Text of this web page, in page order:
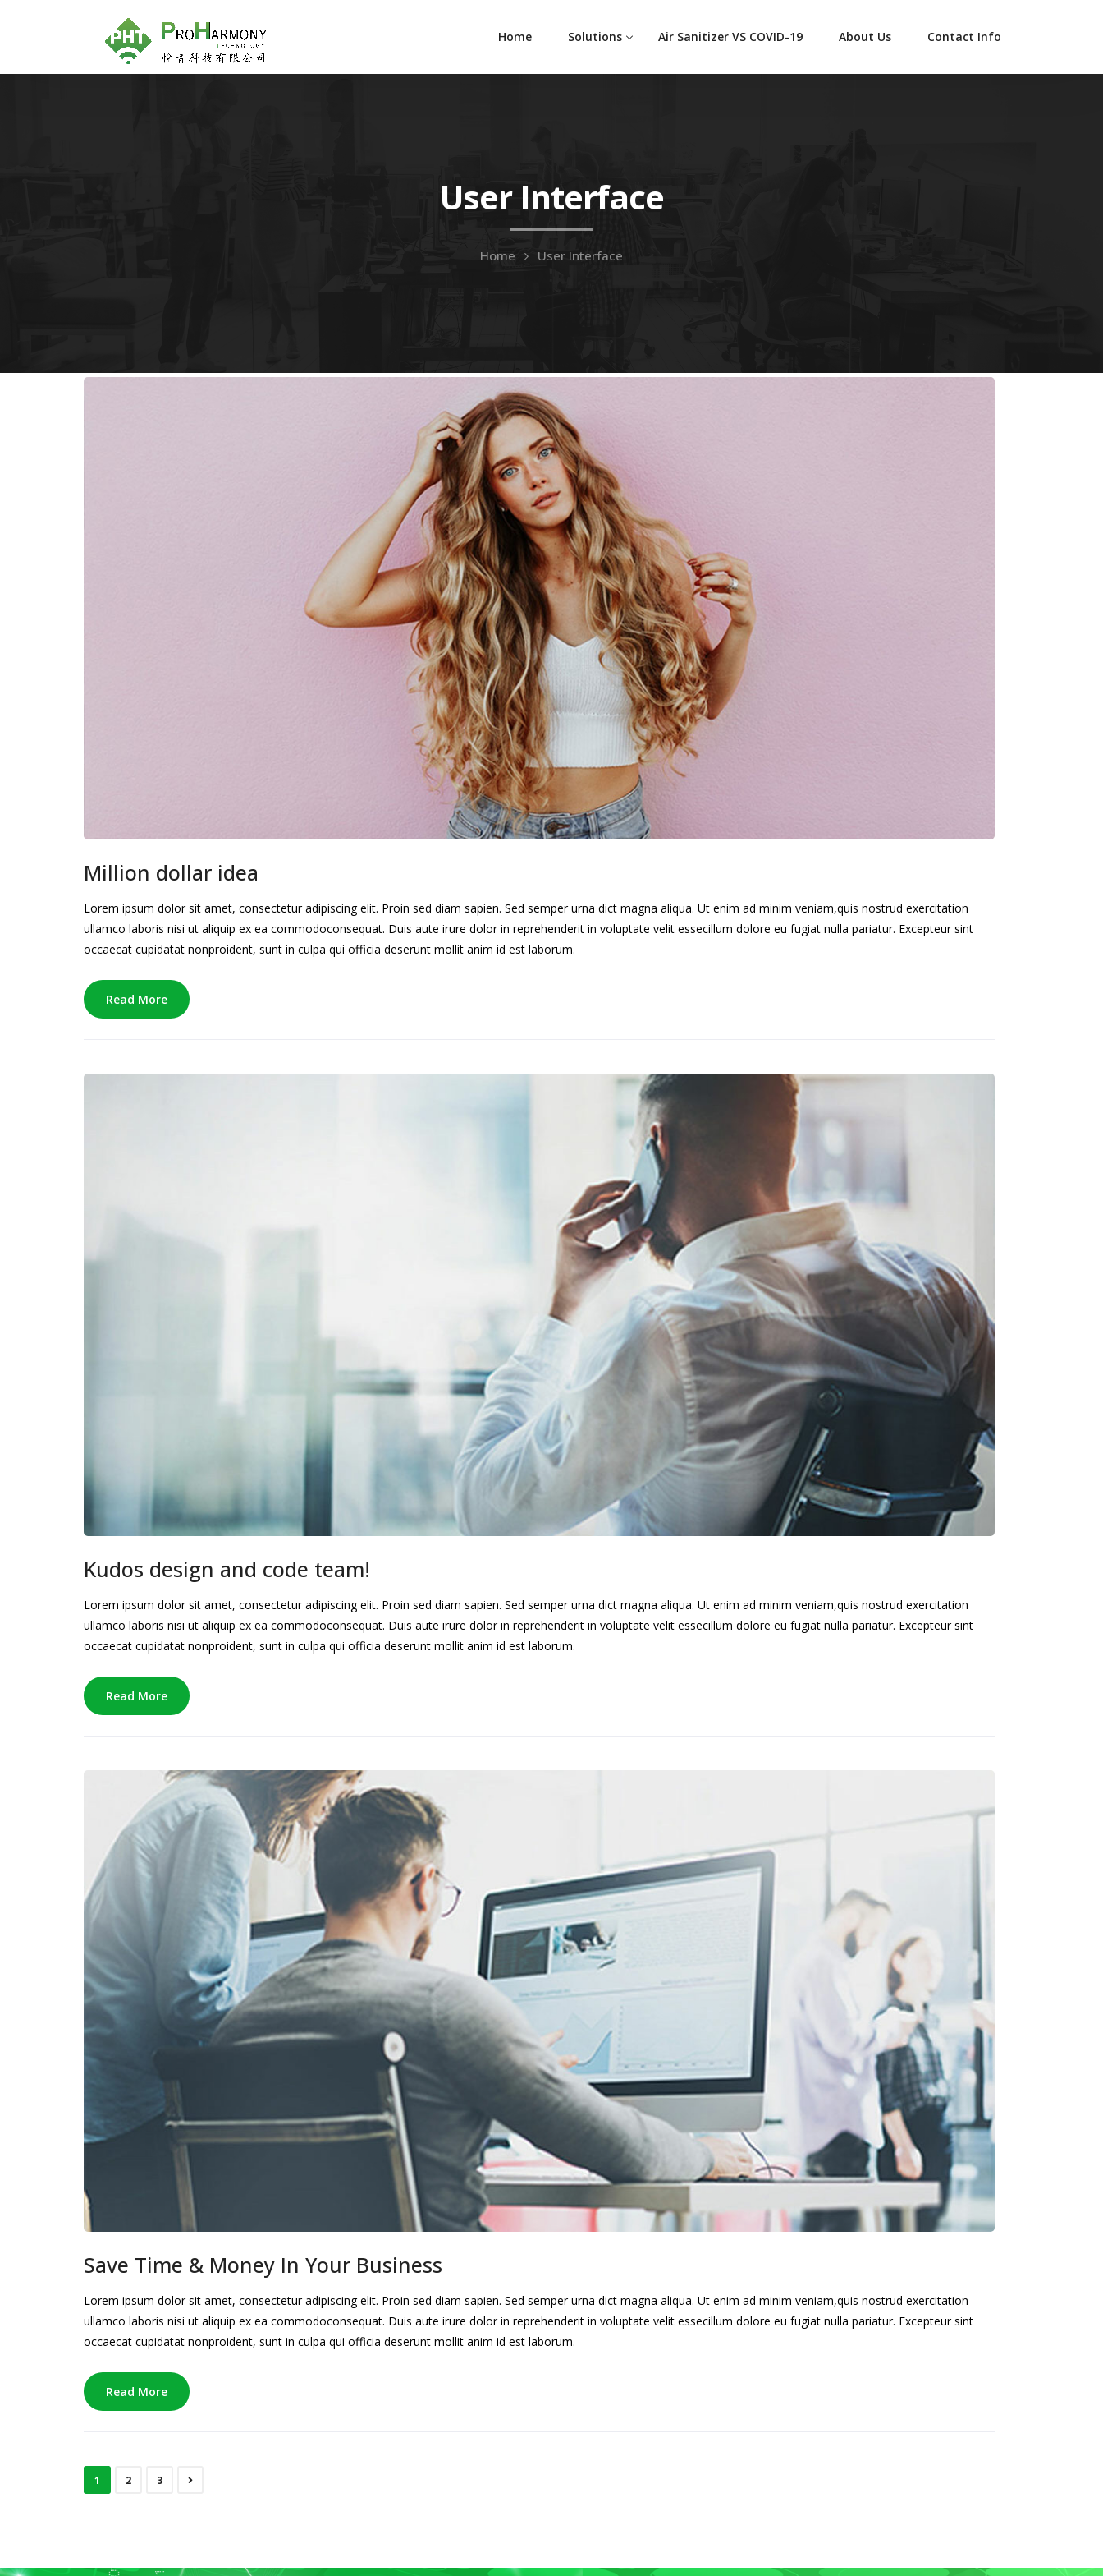
Home Solutions Air Sanitizer VS COVID-19 About Us Contact Info
User Interface
Home User Interface
Million dollar idea
Lorem ipsum dolor sit amet, consectetur adipiscing elit. Proin sed diam sapien. Sed semper urna dict magna aliqua. Ut enim ad minim veniam,quis nostrud exercitation
ullamco laboris nisi ut aliquip ex ea commodoconsequat. Duis aute irure dolor in reprehenderit in voluptate velit essecillum dolore eu fugiat nulla pariatur. Excepteur sint
occaecat cupidatat nonproident, sunt in culpa qui officia deserunt mollit anim id est laborum.
Read More
Kudos design and code team!
Lorem ipsum dolor sit amet, consectetur adipiscing elit. Proin sed diam sapien. Sed semper urna dict magna aliqua. Ut enim ad minim veniam,quis nostrud exercitation
ullamco laboris nisi ut aliquip ex ea commodoconsequat. Duis aute irure dolor in reprehenderit in voluptate velit essecillum dolore eu fugiat nulla pariatur. Excepteur sint
occaecat cupidatat nonproident, sunt in culpa qui officia deserunt mollit anim id est laborum.
Read More
Save Time & Money In Your Business
Lorem ipsum dolor sit amet, consectetur adipiscing elit. Proin sed diam sapien. Sed semper urna dict magna aliqua. Ut enim ad minim veniam,quis nostrud exercitation
ullamco laboris nisi ut aliquip ex ea commodoconsequat. Duis aute irure dolor in reprehenderit in voluptate velit essecillum dolore eu fugiat nulla pariatur. Excepteur sint
occaecat cupidatat nonproident, sunt in culpa qui officia deserunt mollit anim id est laborum.
Read More
1 2 3